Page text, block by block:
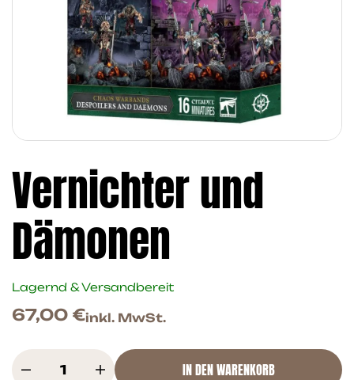
Vernichter und
Dämonen
Lagernd & Versandbereit
67,00 €inkl. MwSt.
IN DEN WARENKORB